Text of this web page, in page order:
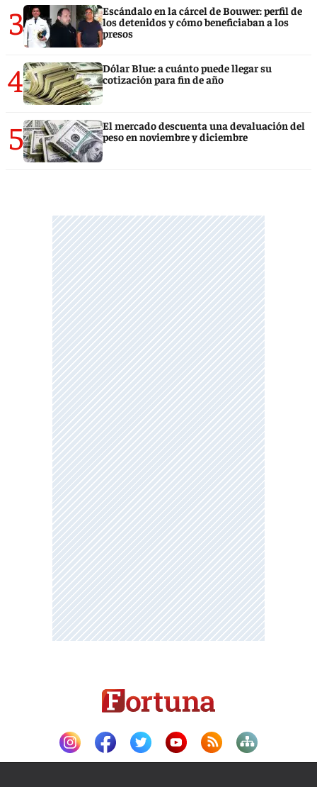
3
Escándalo en la cárcel de Bouwer: perfil de
los detenidos y cómo beneficiaban a los
presos
4
Dólar Blue: a cuánto puede llegar su
cotización para fin de año
5
El mercado descuenta una devaluación del
peso en noviembre y diciembre